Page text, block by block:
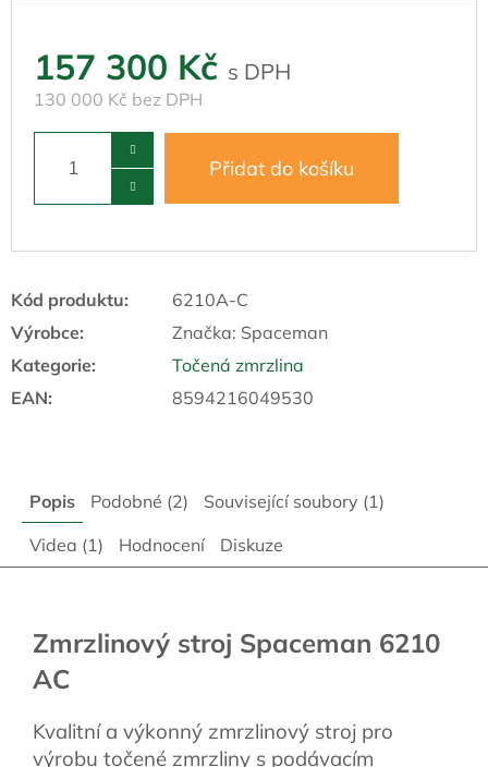
157 300 Kč
130 000 Kč bez DPH
Přidat do košíku
Kód produktu:
6210A-C
Výrobce:
Značka: Spaceman
Kategorie:
Točená zmrzlina
EAN: 8594216049530
Popis Podobné (2)
Související soubory (1)
Videa (1)
Hodnocení Diskuze
Zmrzlinový stroj Spaceman 6210
AC
Kvalitní a výkonný zmrzlinový stroj pro
výrobu točené zmrzliny s podávacím